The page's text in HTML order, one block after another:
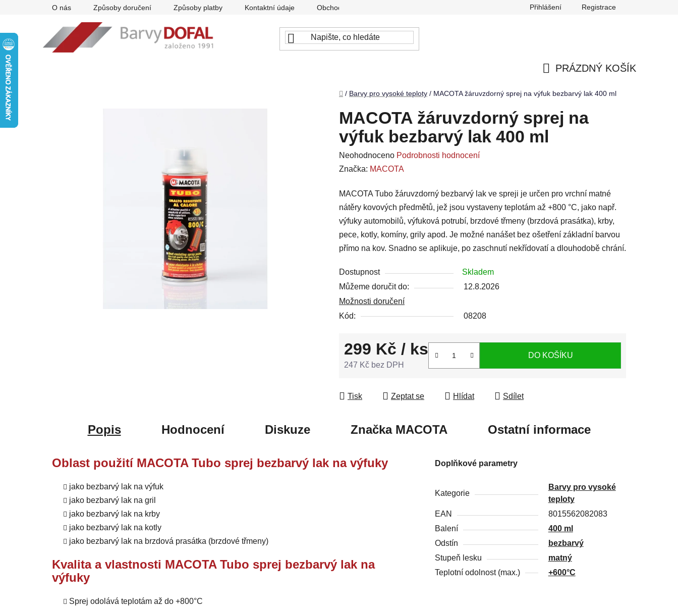
O nás Způsoby doručení Způsoby platby Kontaktní údaje Obchodní podmínky Reklamace Odstoupení od smlouvy
Přihlášení Registrace
PRÁZDNÝ KOŠÍK
Domů
/ Barvy pro vysoké teploty / MACOTA žáruvzdorný sprej na výfuk bezbarvý lak 400 ml
MACOTA žáruvzdorný sprej na
výfuk bezbarvý lak 400 ml
Průměrné
hodnocení
je
0,0
z
5
hvězdiček.
Neohodnoceno Podrobnosti hodnocení
Značka: MACOTA
MACOTA Tubo žáruvzdorný bezbarvý lak ve spreji je určen pro vrchní matné
nátěry kovových předmětů, jež jsou vystaveny teplotám až +800 °C, jako např.
výfuky automobilů, výfuková potrubí, brzdové třmeny (brzdová prasátka), krby,
pece, kotly, komíny, grily apod. Je možné nanášet bez ošetření základní barvou
přímo na kov. Snadno se aplikuje, po zaschnutí nekřídovatí a dlouhodobě chrání.
Dostupnost
Skladem
Můžeme doručit do:
12.8.2026
Možnosti doručení
Kód:
08208
299 Kč / ks
247 Kč bez DPH
DO KOŠÍKU
Tisk Zeptat se Hlídat Sdílet
Popis Hodnocení Diskuze ZnačkaMACOTA Ostatní informace
Oblast použití MACOTA Tubo sprej bezbarvý lak na výfuky
jako bezbarvý lak na výfuk
jako bezbarvý lak na gril
jako bezbarvý lak na krby
jako bezbarvý lak na kotly
jako bezbarvý lak na brzdová prasátka (brzdové třmeny)
Kvalita a vlastnosti MACOTA Tubo sprej bezbarvý lak na
výfuky
Sprej odolává teplotám až do +800°C
Doplňkové parametry
Kategorie
Barvy pro vysoké
teploty
EAN
8015562082083
Balení
400 ml
Odstín
bezbarvý
Stupeň lesku
matný
Teplotní odolnost (max.)
+600°C